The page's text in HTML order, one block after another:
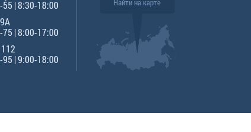
55 | 8:30-18:00
75 | 8:00-17:00
95 | 9:00-18:00
Найти на карте